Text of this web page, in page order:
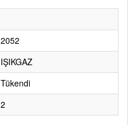
2052
IŞIKGAZ
Tükendi
2